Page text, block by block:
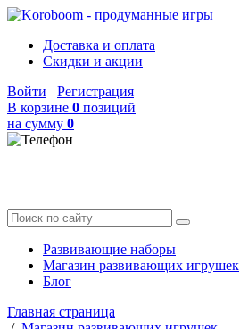
Доставка и оплата
Скидки и акции
Войти
Регистрация
В корзине 0 позиций
на сумму 0
Развивающие наборы
Магазин развивающих игрушек
Блог
Главная страница